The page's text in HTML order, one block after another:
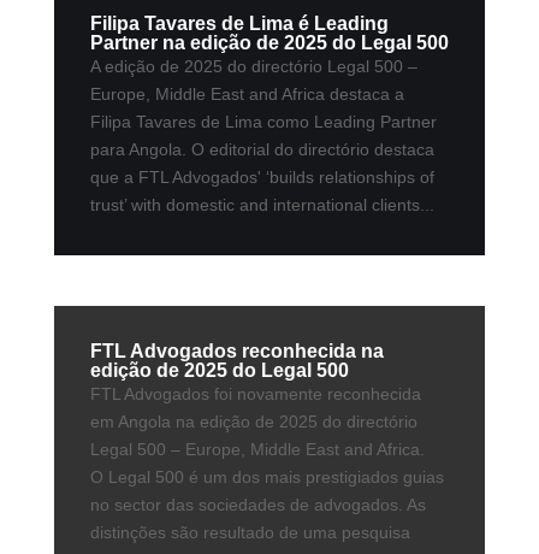
Filipa Tavares de Lima é Leading
Partner na edição de 2025 do Legal 500
A edição de 2025 do directório Legal 500 –
Europe, Middle East and Africa destaca a
Filipa Tavares de Lima como Leading Partner
para Angola. O editorial do directório destaca
que a FTL Advogados' ‘builds relationships of
trust’ with domestic and international clients...
FTL Advogados reconhecida na
edição de 2025 do Legal 500
FTL Advogados foi novamente reconhecida
em Angola na edição de 2025 do directório
Legal 500 – Europe, Middle East and Africa.
O Legal 500 é um dos mais prestigiados guias
no sector das sociedades de advogados. As
distinções são resultado de uma pesquisa